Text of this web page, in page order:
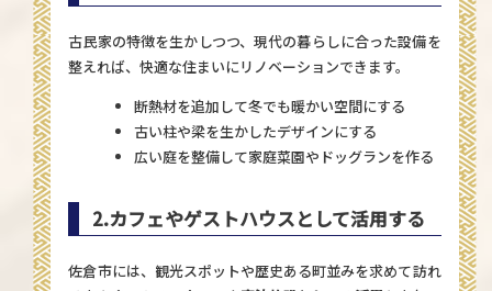
古民家の特徴を生かしつつ、現代の暮らしに合った設備を
整えれば、快適な住まいにリノベーションできます。
断熱材を追加して冬でも暖かい空間にする
古い柱や梁を生かしたデザインにする
広い庭を整備して家庭菜園やドッグランを作る
2.カフェやゲストハウスとして活用する
佐倉市には、観光スポットや歴史ある町並みを求めて訪れ